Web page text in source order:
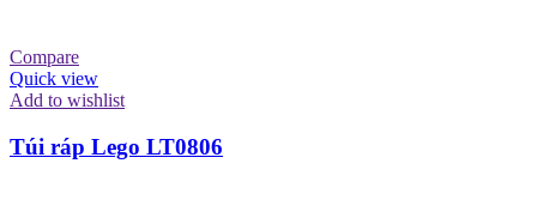
Compare
Quick view
Add to wishlist
Túi ráp Lego LT0806